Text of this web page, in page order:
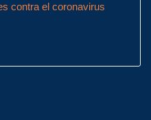
contra el coronavirus